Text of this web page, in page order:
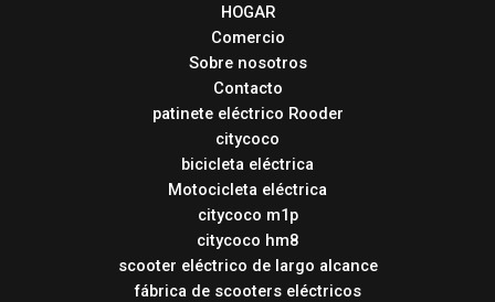
HOGAR
Comercio
Sobre nosotros
Contacto
patinete eléctrico Rooder
citycoco
bicicleta eléctrica
Motocicleta eléctrica
citycoco m1p
citycoco hm8
scooter eléctrico de largo alcance
fábrica de scooters eléctricos